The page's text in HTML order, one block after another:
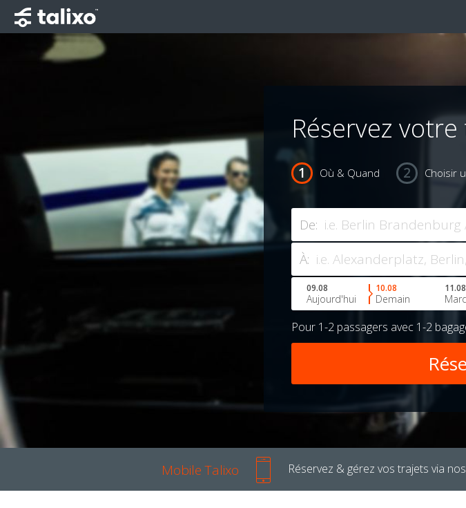
Réservez
Où & Quand Choisir
De:
À:
09.08
Aujourd'hui
10.08
Demain
11.08
Pour 1-2 passagers avec 1-2
Mobile Talixo Réservez & gérez vos trajets via